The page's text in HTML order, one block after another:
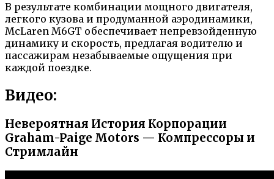
В результате комбинации мощного двигателя,
легкого кузова и продуманной аэродинамики,
McLaren M6GT обеспечивает непревзойденную
динамику и скорость, предлагая водителю и
пассажирам незабываемые ощущения при
каждой поездке.
Видео:
Невероятная История Корпорации
Graham-Paige Motors — Компрессоры и
Стримлайн